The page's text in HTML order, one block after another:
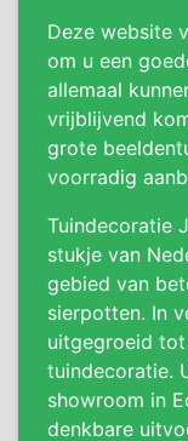
Deze website
om u een
allemaal
vrijblijvend
grote
voorradig
Tuindecoratie
stukje van
gebied van
sierpotten. In
uitgegroeid
tuindecoratie.
showroom in
denkbare